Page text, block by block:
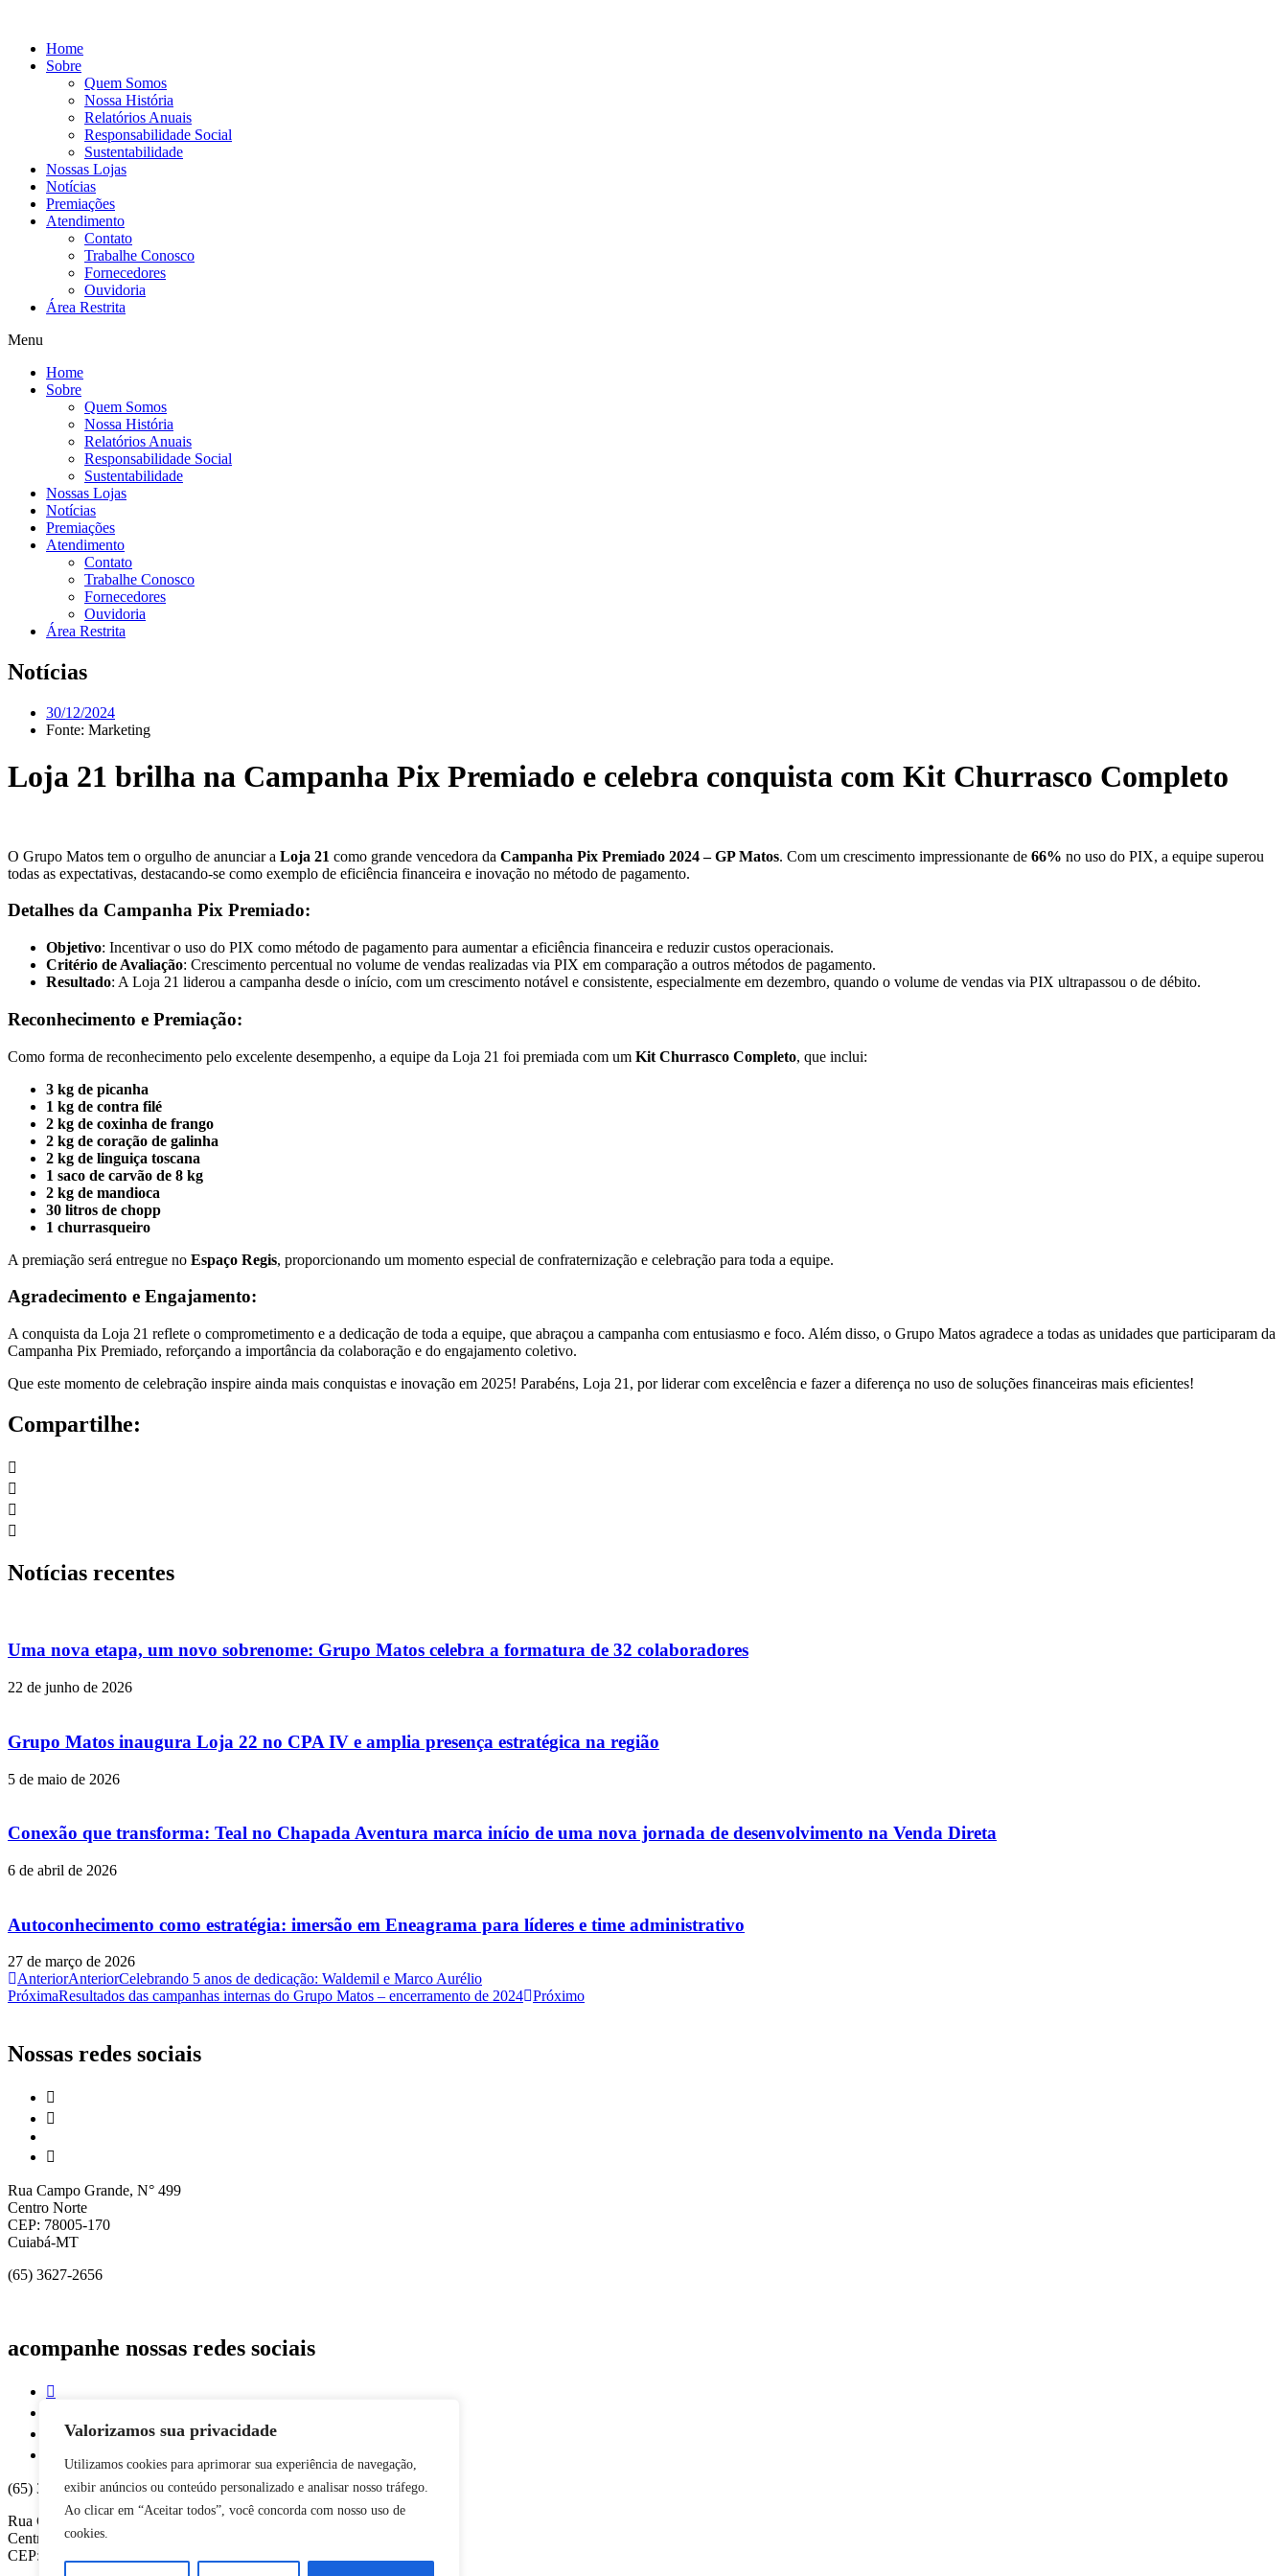
Valorizamos sua privacidade
Utilizamos cookies para aprimorar sua experiência de navegação,
exibir anúncios ou conteúdo personalizado e analisar nosso tráfego.
Ao clicar em “Aceitar todos”, você concorda com nosso uso de
cookies.
conteúdo
Home
Sobre
Quem Somos
Nossa História
Relatórios Anuais
Responsabilidade Social
Sustentabilidade
Nossas Lojas
Notícias
Premiações
Atendimento
Contato
Trabalhe Conosco
Fornecedores
Ouvidoria
Área Restrita
Menu
Home
Sobre
Quem Somos
Nossa História
Relatórios Anuais
Responsabilidade Social
Sustentabilidade
Nossas Lojas
Notícias
Premiações
Atendimento
Contato
Trabalhe Conosco
Fornecedores
Ouvidoria
Área Restrita
Notícias
30/12/2024
Fonte: Marketing
Loja 21 brilha na Campanha Pix Premiado e celebra conquista com Kit Churrasco Completo
O Grupo Matos tem o orgulho de anunciar a Loja 21 como grande vencedora da Campanha Pix Premiado 2024 – GP Matos. Com um crescimento impressionante de 66% no uso do PIX, a equipe superou
todas as expectativas, destacando-se como exemplo de eficiência financeira e inovação no método de pagamento.
Detalhes da Campanha Pix Premiado:
Objetivo: Incentivar o uso do PIX como método de pagamento para aumentar a eficiência financeira e reduzir custos operacionais.
Critério de Avaliação: Crescimento percentual no volume de vendas realizadas via PIX em comparação a outros métodos de pagamento.
Resultado: A Loja 21 liderou a campanha desde o início, com um crescimento notável e consistente, especialmente em dezembro, quando o volume de vendas via PIX ultrapassou o de débito.
Reconhecimento e Premiação:
Como forma de reconhecimento pelo excelente desempenho, a equipe da Loja 21 foi premiada com um Kit Churrasco Completo, que inclui:
3 kg de picanha
1 kg de contra filé
2 kg de coxinha de frango
2 kg de coração de galinha
2 kg de linguiça toscana
1 saco de carvão de 8 kg
2 kg de mandioca
30 litros de chopp
1 churrasqueiro
A premiação será entregue no Espaço Regis, proporcionando um momento especial de confraternização e celebração para toda a equipe.
Agradecimento e Engajamento:
A conquista da Loja 21 reflete o comprometimento e a dedicação de toda a equipe, que abraçou a campanha com entusiasmo e foco. Além disso, o Grupo Matos agradece a todas as unidades que participaram da
Campanha Pix Premiado, reforçando a importância da colaboração e do engajamento coletivo.
Que este momento de celebração inspire ainda mais conquistas e inovação em 2025! Parabéns, Loja 21, por liderar com excelência e fazer a diferença no uso de soluções financeiras mais eficientes!
Compartilhe:
Notícias recentes
Uma nova etapa, um novo sobrenome: Grupo Matos celebra a formatura de 32 colaboradores
22 de junho de 2026
Grupo Matos inaugura Loja 22 no CPA IV e amplia presença estratégica na região
5 de maio de 2026
Conexão que transforma: Teal no Chapada Aventura marca início de uma nova jornada de desenvolvimento na Venda Direta
6 de abril de 2026
Autoconhecimento como estratégia: imersão em Eneagrama para líderes e time administrativo
27 de março de 2026
AnteriorAnteriorCelebrando 5 anos de dedicação: Waldemil e Marco Aurélio
PróximaResultados das campanhas internas do Grupo Matos – encerramento de 2024 Próximo
Nossas redes sociais
Rua Campo Grande, N° 499
Centro Norte
CEP: 78005-170
Cuiabá-MT
(65) 3627-2656
acompanhe nossas redes sociais
(65) 3627-2656
Rua Campo Grande, N° 499
Centro Norte - Cuiabá-MT
CEP: 78005-170